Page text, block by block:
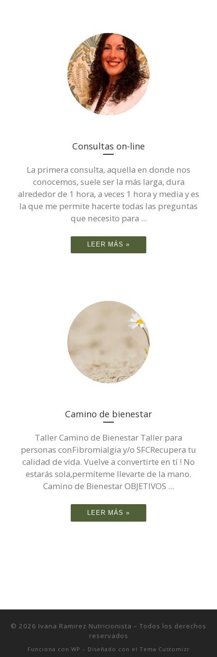
Consultas on-line
La primera consulta, aquella en donde nos
conocemos, suele ser la más larga, dura
alrededor de 1 hora, a veces 1 hora y media y es
la que me permite hacerte todas las preguntas
que necesito para ...
LEER MÁS »
Camino de bienestar
Taller Camino de Bienestar Taller para
personas conFibromialgia y/o SFCRecupera tu
calidad de vida. Vuelve a convertirte en tí ! No
estarás sola,permíteme llevarte de la mano.
Camino de Bienestar OBJETIVOS ...
LEER MÁS »
© 2026 Ivana Ramirez Nutricionista – Todos los derechos
reservados
Funciona con WP – Diseñado con el Tema Customizr